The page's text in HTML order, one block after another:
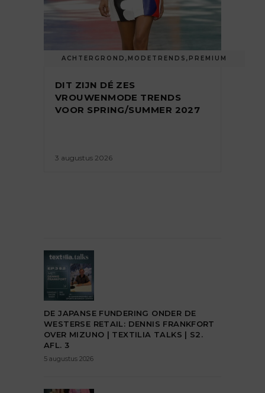
ACHTERGROND , MODETRENDS , PREMIUM
DIT ZIJN DÉ ZES
VROUWENMODE TRENDS
VOOR SPRING/SUMMER 2027
3 augustus 2026
DE JAPANSE FUNDERING ONDER DE
WESTERSE RETAIL: DENNIS FRANKFORT
OVER MIZUNO | TEXTILIA TALKS | S2.
AFL. 3
5 augustus 2026